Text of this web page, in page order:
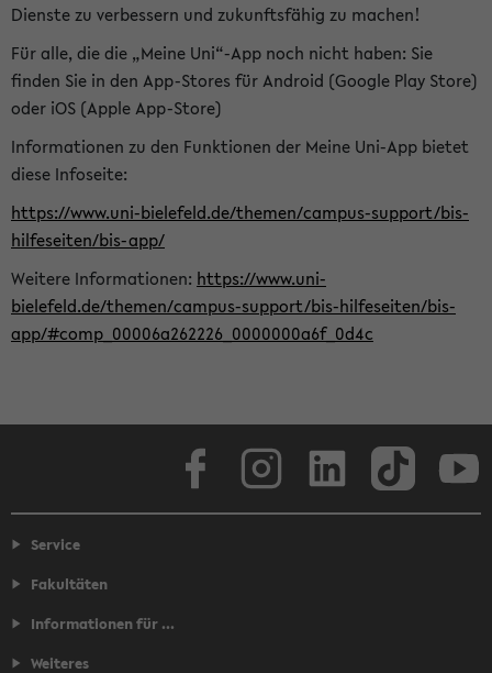
Dienste zu verbessern und zukunftsfähig zu machen!
Für alle, die die „Meine Uni“-App noch nicht haben: Sie
finden Sie in den App-Stores für Android (Google Play Store)
oder iOS (Apple App-Store)
Informationen zu den Funktionen der Meine Uni-App bietet
diese Infoseite:
https://www.uni-bielefeld.de/themen/campus-support/bis-
hilfeseiten/bis-app/
Weitere Informationen: https://www.uni-
bielefeld.de/themen/campus-support/bis-hilfeseiten/bis-
app/#comp_00006a262226_0000000a6f_0d4c
Service
Fakultäten
Informationen für ...
Weiteres